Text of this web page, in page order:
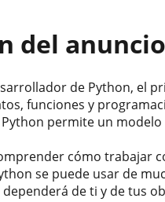
del anuncio
de Python, el
funciones y
Python permite un
cómo trabajar
se puede usar de
de ti y de tus